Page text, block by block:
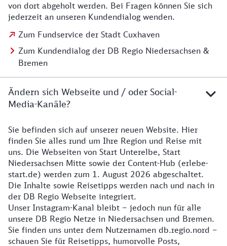
von dort abgeholt werden. Bei Fragen können Sie sich
jederzeit an unseren Kundendialog wenden.
Zum Fundservice der Stadt Cuxhaven
Zum Kundendialog der DB Regio Niedersachsen &
Bremen
Ändern sich Webseite und / oder Social-
Media-Kanäle?
Details zur Website
Sie befinden sich auf unserer neuen Website. Hier
finden Sie alles rund um Ihre Region und Reise mit
uns. Die Webseiten von Start Unterelbe, Start
Niedersachsen Mitte sowie der Content-Hub (erlebe-
start.de) werden zum 1. August 2026 abgeschaltet.
Die Inhalte sowie Reisetipps werden nach und nach in
der DB Regio Webseite integriert.
Unser Instagram-Kanal bleibt – jedoch nun für alle
unsere DB Regio Netze in Niedersachsen und Bremen.
Sie finden uns unter dem Nutzernamen db.regio.nord –
schauen Sie für Reisetipps, humorvolle Posts,